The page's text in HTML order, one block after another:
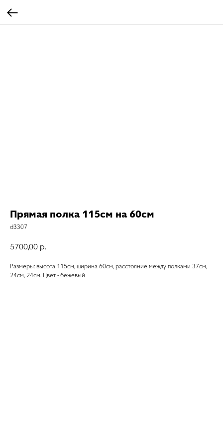
Прямая полка 115см на 60см
d3307
5700,00 р.
Размеры: высота 115см, ширина 60см, расстояние между полками 37см,
24см, 24см. Цвет - бежевый